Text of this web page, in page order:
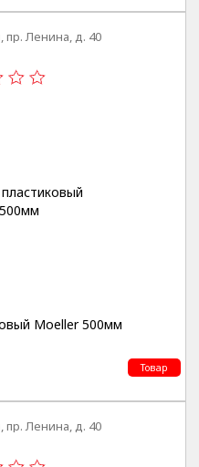
пр. Ленина, д. 40
Moeller 500мм
Товар
пр. Ленина, д. 40